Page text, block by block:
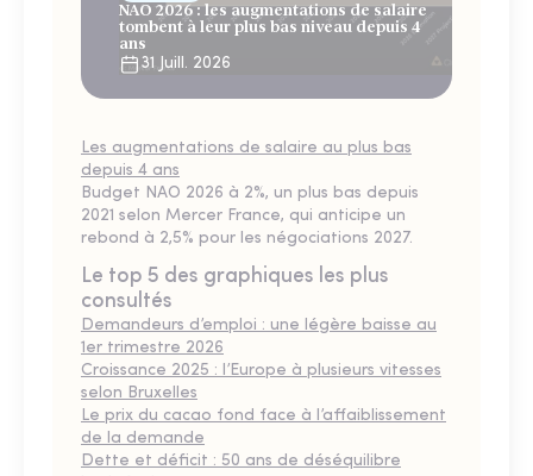
NAO 2026 : les augmentations de salaire
tombent à leur plus bas niveau depuis 4
ans
31 Juill. 2026
Les augmentations de salaire au plus bas
depuis 4 ans
Budget NAO 2026 à 2%, un plus bas depuis
2021 selon Mercer France, qui anticipe un
rebond à 2,5% pour les négociations 2027.
Le top 5 des graphiques les plus
consultés
Demandeurs d’emploi : une légère baisse au
1er trimestre 2026
Croissance 2025 : l’Europe à plusieurs vitesses
selon Bruxelles
Le prix du cacao fond face à l’affaiblissement
de la demande
Dette et déficit : 50 ans de déséquilibre